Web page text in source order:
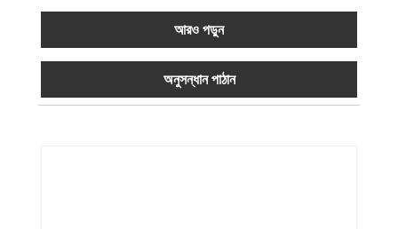
আরও পড়ুন
অনুসন্ধান পাঠান